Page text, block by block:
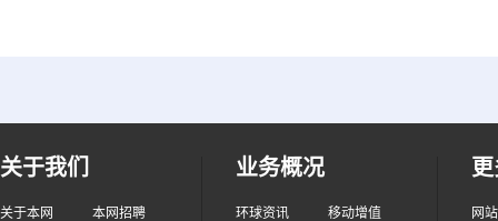
关于我们
关于本网 本网招聘
业务概况
环球资讯 移动增值 网